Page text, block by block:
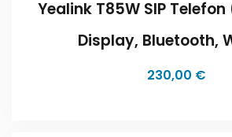
Yealink T85W SIP
Display, Bluetooth,
230,00 €